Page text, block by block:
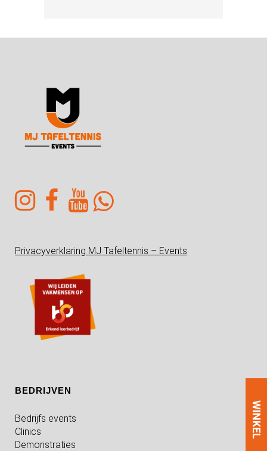
WINKEL
Privacyverklaring MJ Tafeltennis – Events
BEDRIJVEN
Bedrijfs events
Clinics
Demonstraties